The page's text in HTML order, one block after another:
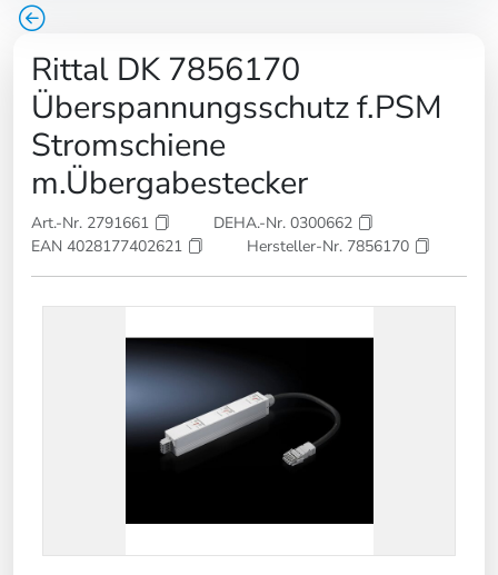
Rittal DK 7856170
Überspannungsschutz f.PSM
Stromschiene
m.Übergabestecker
Art.-Nr. 2791661
DEHA.-Nr. 0300662
EAN 4028177402621
Hersteller-Nr. 7856170